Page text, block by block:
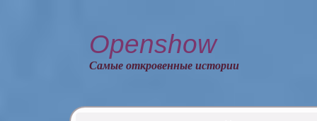
Openshow
Самые откровенные истории